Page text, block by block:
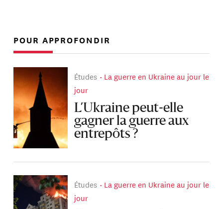
POUR APPROFONDIR
Études
La guerre en Ukraine au jour le
jour
L’Ukraine peut-elle
gagner la guerre aux
entrepôts ?
Études
La guerre en Ukraine au jour le
jour